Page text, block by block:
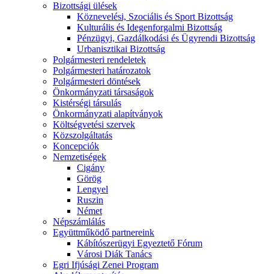
Bizottsági ülések
Köznevelési, Szociális és Sport Bizottság
Kulturális és Idegenforgalmi Bizottság
Pénzügyi, Gazdálkodási és Ügyrendi Bizottság
Urbanisztikai Bizottság
Polgármesteri rendeletek
Polgármesteri határozatok
Polgármesteri döntések
Önkormányzati társaságok
Kistérségi társulás
Önkormányzati alapítványok
Költségvetési szervek
Közszolgáltatás
Koncepciók
Nemzetiségek
Cigány
Görög
Lengyel
Ruszin
Német
Népszámlálás
Együttműködő partnereink
Kábítószerügyi Egyeztető Fórum
Városi Diák Tanács
Egri Ifjúsági Zenei Program